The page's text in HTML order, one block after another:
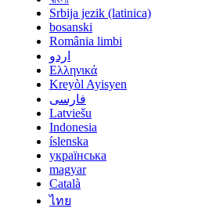
Srbija jezik (latinica)
bosanski
România limbi
اردو
Ελληνικά
Kreyòl Ayisyen
فارسی
Latviešu
Indonesia
íslenska
українська
magyar
Català
ไทย